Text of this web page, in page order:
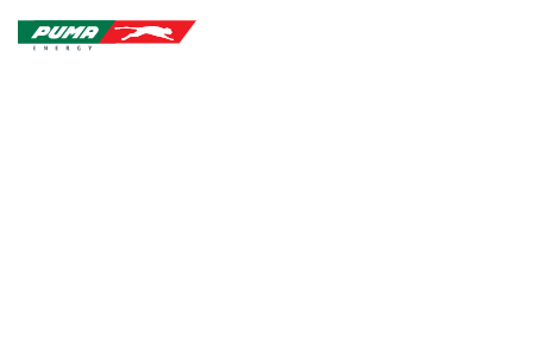
content
footer
Site Logo - Redirects to Homepage